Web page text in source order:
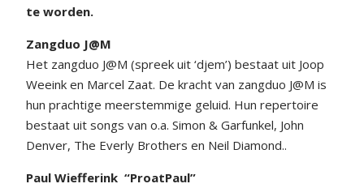
te worden.
Zangduo J@M
Het zangduo J@M (spreek uit ‘djem’) bestaat uit Joop
Weeink en Marcel Zaat. De kracht van zangduo J@M is
hun prachtige meerstemmige geluid. Hun repertoire
bestaat uit songs van o.a. Simon & Garfunkel, John
Denver, The Everly Brothers en Neil Diamond..
Paul Wiefferink “ProatPaul”